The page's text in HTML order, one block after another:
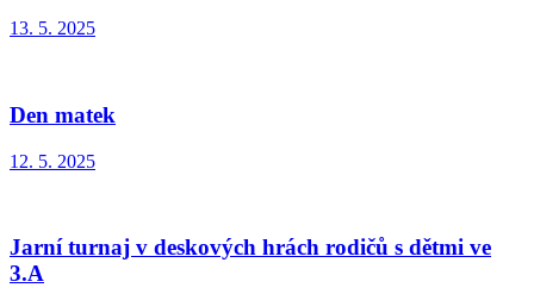
13. 5. 2025
Den matek
12. 5. 2025
Jarní turnaj v deskových hrách rodičů s dětmi ve
3.A